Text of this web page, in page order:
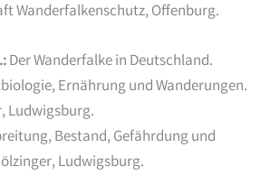
Wanderfalkenschutz, Offenburg.
Der Wanderfalke in Deutschland.
Ernährung und Wanderungen.
Ludwigsburg.
Bestand, Gefährdung und
Ludwigsburg.